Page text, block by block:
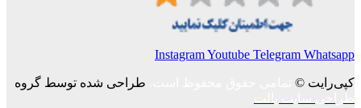
InstagramYoutube Telegram Whatsapp
کپی‌رایت ©
طراحی شده توسط گروه